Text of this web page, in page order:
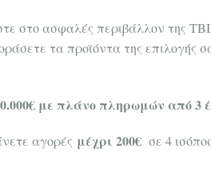
στο ασφαλές περιβάλλον της
τα προϊόντα της επιλογής
με πλάνο πληρωμών από
αγορές μέχρι 200€ σε 4